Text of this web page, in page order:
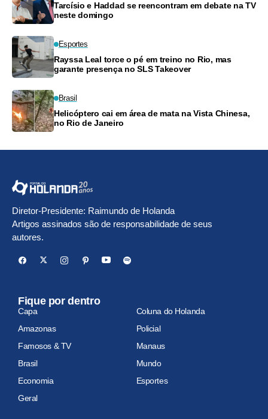
Tarcísio e Haddad se reencontram em debate na TV
neste domingo
Esportes
Rayssa Leal torce o pé em treino no Rio, mas
garante presença no SLS Takeover
Brasil
Helicóptero cai em área de mata na Vista Chinesa,
no Rio de Janeiro
Diretor-Presidente: Raimundo de Holanda
Artigos assinados são de responsabilidade de seus
autores.
Fique por dentro
Capa
Coluna do Holanda
Amazonas
Policial
Famosos & TV
Manaus
Brasil
Mundo
Economia
Esportes
Geral